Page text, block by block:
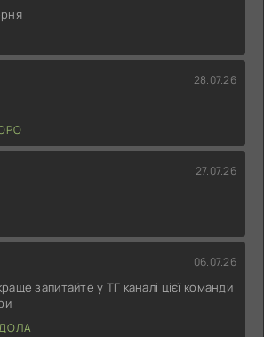
28.07.26
27.07.26
06.07.26
запитайте у ТГ каналі цієї команди